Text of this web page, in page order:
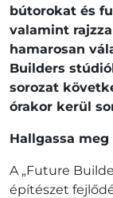
bútorokat és
valamint
hamarosan
Builders
sorozat
órakor kerül
Hallgassa
A „Future
építészet